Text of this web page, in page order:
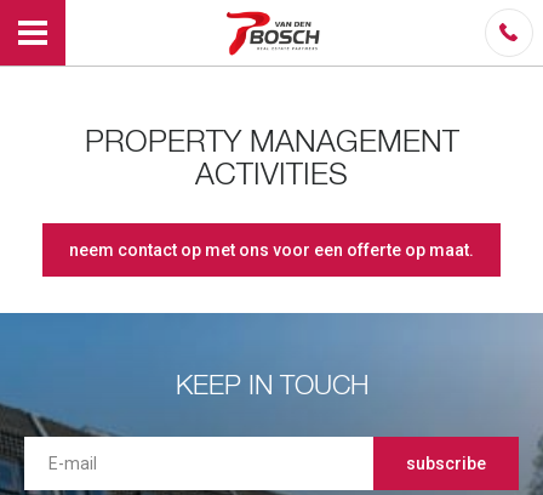
PROPERTY MANAGEMENT
ACTIVITIES
neem contact op met ons voor een offerte op maat.
KEEP IN TOUCH
subscribe